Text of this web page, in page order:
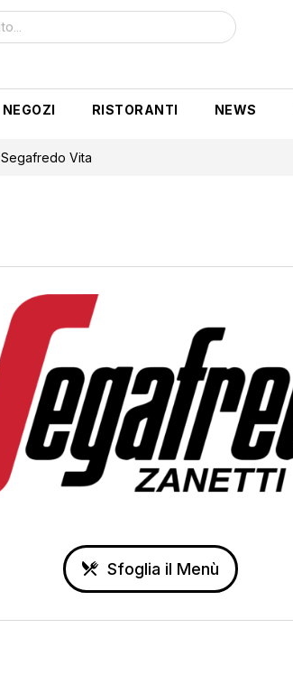
NEGOZI RISTORANTI NEWS
Segafredo Vita
Sfoglia il Menù